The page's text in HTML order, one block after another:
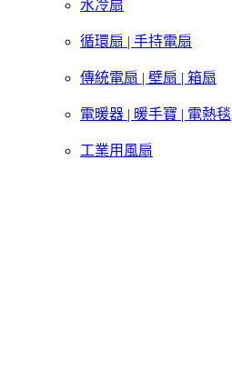
水冷扇
循環扇 | 手持電扇
傳統電扇 | 壁扇 | 箱扇
電暖器 | 暖手寶 | 電熱毯
工業用風扇